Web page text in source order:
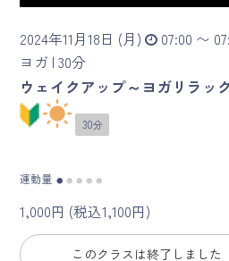
yoggy magazine
yoggy mommy
マイページ
会員規約について
2024年11月18日 (月)
07:00 〜
ヨガ | 30分
ウェイクアップ～ヨガリラッ
30分
運動量 ● ● ● ● ●
1,000円 (税込1,100円)
このクラスは終了しました